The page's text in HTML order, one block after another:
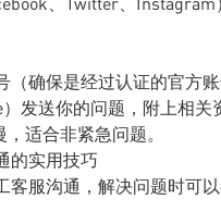
（确保是经过认证的官方
发送你的问题，附上相关
适合非紧急问题。
的实用技巧
客服沟通，解决问题时可